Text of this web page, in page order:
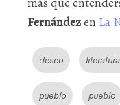
Fernándezen La
deseo
pueblo pueblo